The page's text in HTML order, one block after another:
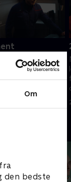
Om
den bedste
domstol anklages
konspirere mod
• 41 min